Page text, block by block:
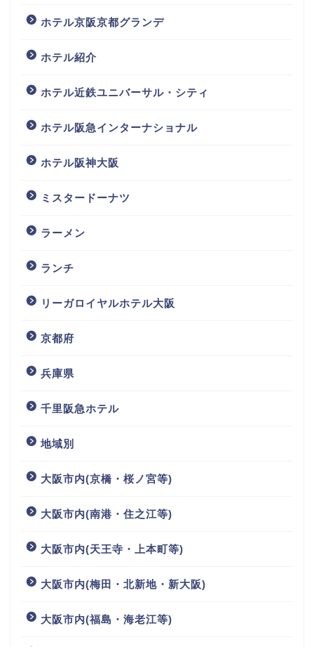
ホテル京阪京都グランデ
ホテル紹介
ホテル近鉄ユニバーサル・シティ
ホテル阪急インターナショナル
ホテル阪神大阪
ミスタードーナツ
ラーメン
ランチ
リーガロイヤルホテル大阪
京都府
兵庫県
千里阪急ホテル
地域別
大阪市内(京橋・桜ノ宮等)
大阪市内(南港・住之江等)
大阪市内(天王寺・上本町等)
大阪市内(梅田・北新地・新大阪)
大阪市内(福島・海老江等)